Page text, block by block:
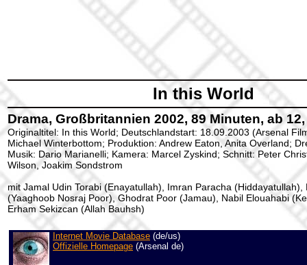
In this World
Drama, Großbritannien 2002, 89 Minuten, ab
Originaltitel: In this World; Deutschlandstart: 18.09.2003 (Arsenal
Michael Winterbottom; Produktion: Andrew Eaton, Anita Overland;
Musik: Dario Marianelli; Kamera: Marcel Zyskind; Schnitt: Peter
Wilson, Joakim Sondstrom
mit Jamal Udin Torabi (Enayatullah), Imran Paracha (Hiddayatullah),
(Yaaghoob Nosraj Poor), Ghodrat Poor (Jamau), Nabil Elouahabi
Erham Sekizcan (Allah Bauhsh)
Internet Movie Database (de/us)
Offizielle Homepage (Arsenal de)